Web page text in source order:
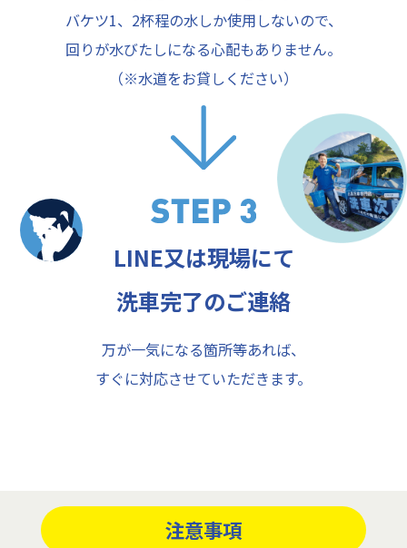
バケツ1、2杯程の水しか使用しないので、
回りが水びたしになる心配もありません。
（※水道をお貸しください）
LINE又は現場にて
洗車完了のご連絡
万が一気になる箇所等あれば、
すぐに対応させていただきます。
注意事項